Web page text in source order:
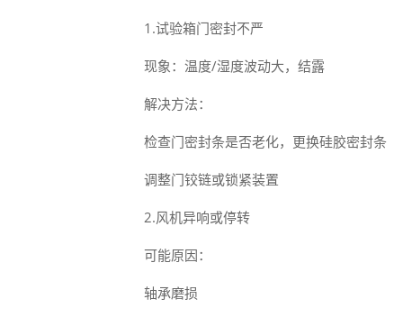
1.试验箱门密封不严
现象：温度/湿度波动大，结露
解决方法：
检查门密封条是否老化，更换硅胶密封条
调整门铰链或锁紧装置
2.风机异响或停转
可能原因：
轴承磨损